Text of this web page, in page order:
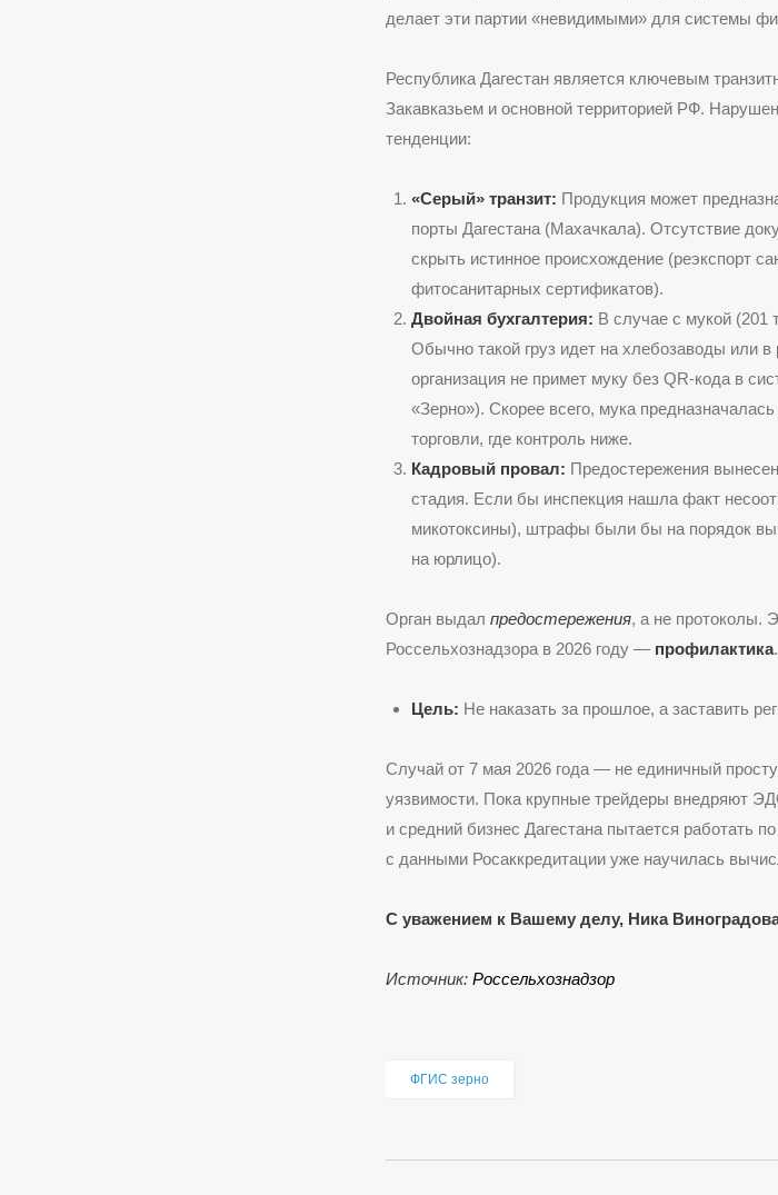
делает эти партии «невидимыми» для системы
Республика Дагестан является ключевым
Закавказьем и основной территорией РФ.
тенденции:
«Серый» транзит: Продукция может
порты Дагестана (Махачкала). Отсутствие
скрыть истинное происхождение (реэкспорт
фитосанитарных сертификатов).
Двойная бухгалтерия: В случае с мукой
Обычно такой груз идет на хлебозаводы или
организация не примет муку без QR-кода в
«Зерно»). Скорее всего, мука
торговли, где контроль ниже.
Кадровый провал: Предостережения
стадия. Если бы инспекция нашла факт
микотоксины), штрафы были бы на порядок
на юрлицо).
Орган выдал предостережения, а не протоколы.
Россельхознадзора в 2026 году — профилактика.
Цель: Не наказать за прошлое, а заставить
Случай от 7 мая 2026 года — не единичный
уязвимости. Пока крупные трейдеры внедряют
и средний бизнес Дагестана пытается работать
с данными Росаккредитации уже научилась
С уважением к Вашему делу, Ника
Источник: Россельхознадзор
ФГИС зерно